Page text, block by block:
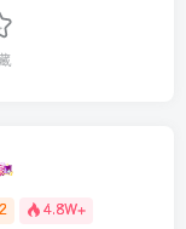
4.8W+